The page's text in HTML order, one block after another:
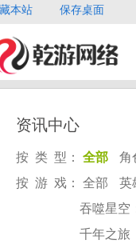
本站 保存桌面
资讯中心
按 类 型： 全部 角
按 游 戏：
全部 英
吞噬星空
千年之旅